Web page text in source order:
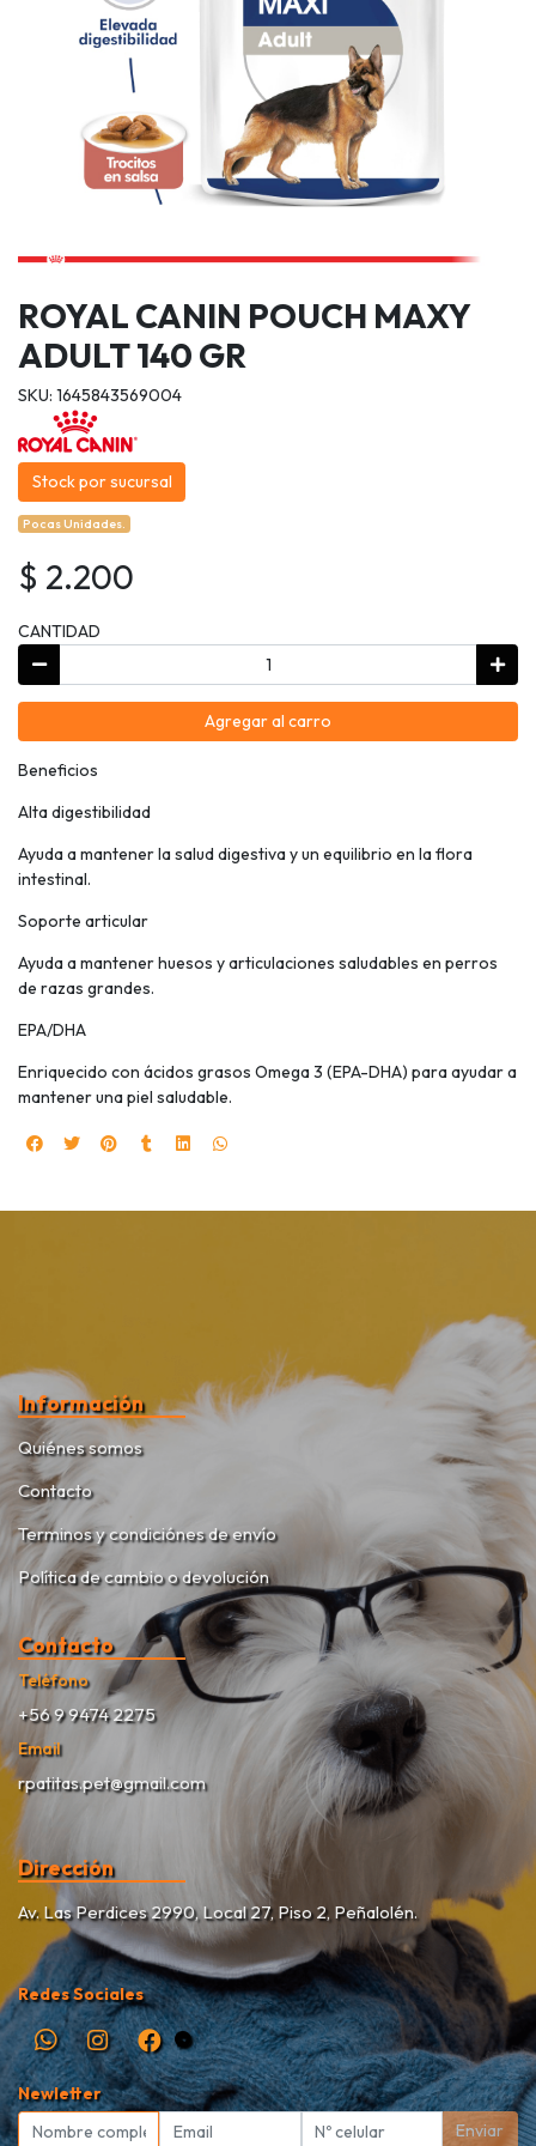
ROYAL CANIN POUCH MAXY
ADULT 140 GR
SKU: 1645843569004
Stock por sucursal
Pocas Unidades.
$ 2.200
CANTIDAD
Agregar al carro
Beneficios
Alta digestibilidad
Ayuda a mantener la salud digestiva y un equilibrio en la flora
intestinal.
Soporte articular
Ayuda a mantener huesos y articulaciones saludables en perros
de razas grandes.
EPA/DHA
Enriquecido con ácidos grasos Omega 3 (EPA-DHA) para ayudar a
mantener una piel saludable.
Información
Quiénes somos
Contacto
Terminos y condiciónes de envío
Política de cambio o devolución
Contacto
Teléfono
+56 9 9474 2275
Email
rpatitas.pet@gmail.com
Dirección
Av. Las Perdices 2990, Local 27, Piso 2, Peñalolén.
Redes Sociales
Newletter
Enviar